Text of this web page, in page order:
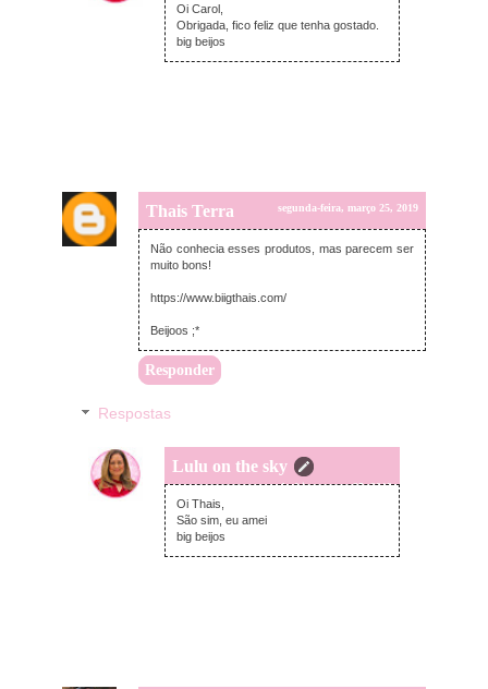
Oi Carol,
Obrigada, fico feliz que tenha gostado.
big beijos
Thais Terra segunda-feira, março 25, 2019
Não conhecia esses produtos, mas parecem ser
muito bons!
https://www.biigthais.com/
Beijoos ;*
Responder
Respostas
Lulu on the sky
segunda-feira, março 25, 2019
Oi Thais,
São sim, eu amei
big beijos